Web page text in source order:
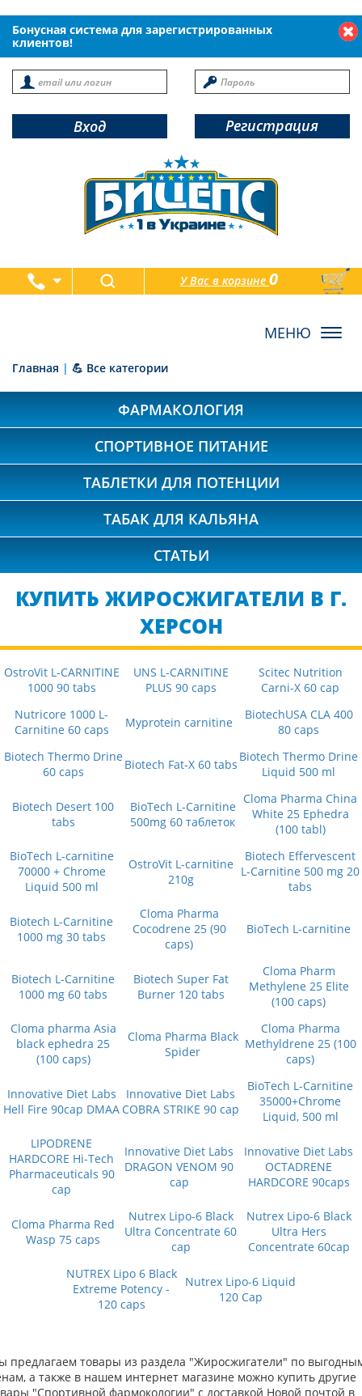
Бонусная система для зарегистрированных
клиентов!
Вход Регистрация
У Вас в корзине0
товаров
Главная | 💪 Все категории
ФАРМАКОЛОГИЯ
СПОРТИВНОЕ ПИТАНИЕ
ТАБЛЕТКИ ДЛЯ ПОТЕНЦИИ
ТАБАК ДЛЯ КАЛЬЯНА
СТАТЬИ
КУПИТЬ ЖИРОСЖИГАТЕЛИ В Г.
ХЕРСОН
OstroVit L-CARNITINE
1000 90 tabs
UNS L-CARNITINE
PLUS 90 caps
Scitec Nutrition
Carni-X 60 cap
Nutricore 1000 L-
Carnitine 60 caps
Myprotein carnitine
BiotechUSA CLA 400
80 caps
Biotech Thermo Drine
60 caps
Biotech Fat-X 60 tabs Biotech Thermo Drine
Liquid 500 ml
Biotech Desert 100
tabs
BioTech L-Carnitine
500mg 60 таблеток
Cloma Pharma China
White 25 Ephedra
(100 tabl)
BioTech L-carnitine
70000 + Chrome
Liquid 500 ml
OstroVit L-carnitine
210g
Biotech Effervescent
L-Carnitine 500 mg 20
tabs
Biotech L-Carnitine
1000 mg 30 tabs
Cloma Pharma
Cocodrene 25 (90
caps)
BioTech L-carnitine
Biotech L-Carnitine
1000 mg 60 tabs
Biotech Super Fat
Burner 120 tabs
Cloma Pharm
Methylene 25 Elite
(100 caps)
Cloma pharma Asia
black ephedra 25
(100 caps)
Cloma Pharma Black
Spider
Cloma Pharma
Methyldrene 25 (100
caps)
Innovative Diet Labs
Hell Fire 90cap DMAA
Innovative Diet Labs
COBRA STRIKE 90 cap
BioTech L-Carnitine
35000+Chrome
Liquid, 500 ml
LIPODRENE
HARDCORE Hi-Tech
Pharmaceuticals 90
cap
Innovative Diet Labs
DRAGON VENOM 90
cap
Innovative Diet Labs
OCTADRENE
HARDCORE 90caps
Cloma Pharma Red
Wasp 75 caps
Nutrex Lipo-6 Black
Ultra Concentrate 60
cap
Nutrex Lipo-6 Black
Ultra Hers
Concentrate 60cap
NUTREX Lipo 6 Black
Extreme Potency -
120 caps
Nutrex Lipo-6 Liquid
120 Cap
предлагаем товары из раздела "Жиросжигатели" по
а также в нашем интернет магазине можно купить другие
"Спортивной фармокологии" с доставкой Новой почтой в